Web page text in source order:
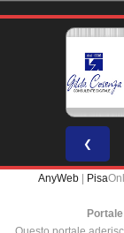
❮
AnyWeb | Pisa